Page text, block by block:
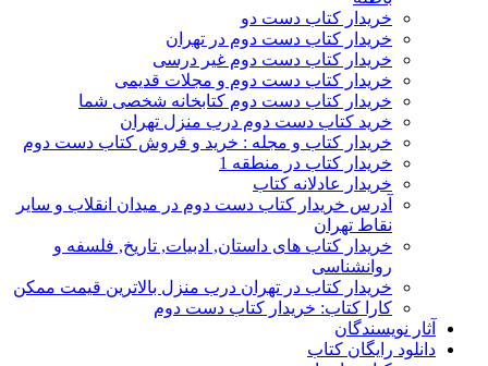
خریدار کتاب دست دو
خریدار کتاب دست دوم در تهران
خریدار کتاب دست دوم غیر درسی
خریدار کتاب دست دوم و مجلات قدیمی
خریدار کتاب دست دوم کتابخانه شخصی شما
خرید کتاب دست دوم درب منزل تهران
خریدار کتاب و مجله : خرید و فروش کتاب دست دوم
خریدار کتاب در منطقه 1
خریدار عادلانه کتاب
آدرس خریدار کتاب دست دوم در میدان انقلاب و سایر
نقاط تهران
خریدار کتاب های داستان, ادبیات, تاریخ, فلسفه و
روانشناسی
خریدار کتاب در تهران درب منزل بالاترین قیمت ممکن
کارا کتاب: خریدار کتاب دست دوم
آثار نویسندگان
دانلود رایگان کتاب